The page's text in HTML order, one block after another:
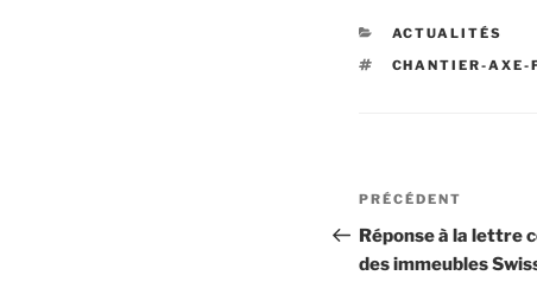
CATÉGORIES
ACTUALITÉS
ÉTIQUETTES
CHANTIER-AXE-
Navigation
de
l’article
Article
précédent
PRÉCÉDENT
Réponse à la lettre
des immeubles